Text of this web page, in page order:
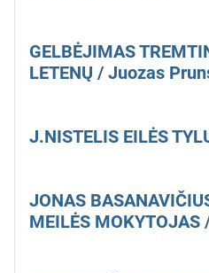
GELBĖJIMAS
LETENŲ / Juozas
J.NISTELIS EILĖS
JONAS
MEILĖS